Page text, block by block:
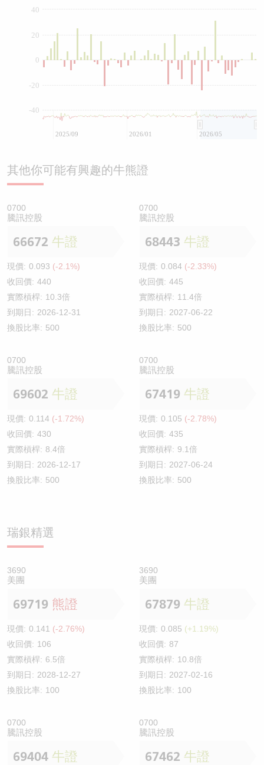
0
-40
-20
20
40
2025/09 2026/01 2026/05
其他你可能有興趣的牛熊證
0700
騰訊控股
66672 牛證
現價: 0.093 (-2.1%)
收回價: 440
實際槓桿: 10.3倍
到期日: 2026-12-31
換股比率: 500
0700
騰訊控股
68443 牛證
現價: 0.084 (-2.33%)
收回價: 445
實際槓桿: 11.4倍
到期日: 2027-06-22
換股比率: 500
0700
騰訊控股
69602 牛證
現價: 0.114 (-1.72%)
收回價: 430
實際槓桿: 8.4倍
到期日: 2026-12-17
換股比率: 500
0700
騰訊控股
67419 牛證
現價: 0.105 (-2.78%)
收回價: 435
實際槓桿: 9.1倍
到期日: 2027-06-24
換股比率: 500
瑞銀精選
3690
美團
69719 熊證
現價: 0.141 (-2.76%)
收回價: 106
實際槓桿: 6.5倍
到期日: 2028-12-27
換股比率: 100
3690
美團
67879 牛證
現價: 0.085 (+1.19%)
收回價: 87
實際槓桿: 10.8倍
到期日: 2027-02-16
換股比率: 100
0700
騰訊控股
69404 牛證
0700
騰訊控股
67462 牛證